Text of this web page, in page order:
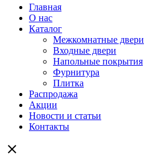
Главная
О нас
Каталог
Межкомнатные двери
Входные двери
Напольные покрытия
Фурнитура
Плитка
Распродажа
Акции
Новости и статьи
Контакты
close